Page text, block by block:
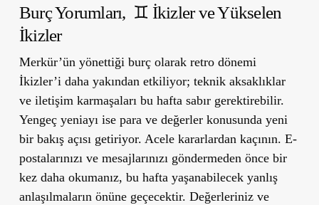
Burç Yorumları, ♊ İkizler ve Yükselen
İkizler
Merkür’ün yönettiği burç olarak retro dönemi
İkizler’i daha yakından etkiliyor; teknik aksaklıklar
ve iletişim karmaşaları bu hafta sabır gerektirebilir.
Yengeç yeniayı ise para ve değerler konusunda yeni
bir bakış açısı getiriyor. Acele kararlardan kaçının. E-
postalarınızı ve mesajlarınızı göndermeden önce bir
kez daha okumanız, bu hafta yaşanabilecek yanlış
anlaşılmaların önüne geçecektir. Değerleriniz ve